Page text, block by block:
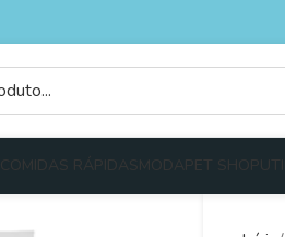
COMIDAS RÁPIDAS MODAPET SHOP